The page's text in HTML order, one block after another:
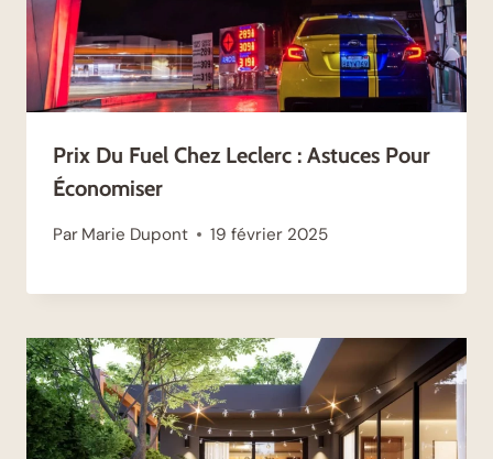
Prix Du Fuel Chez Leclerc : Astuces Pour
Économiser
Par Marie Dupont 19 février 2025